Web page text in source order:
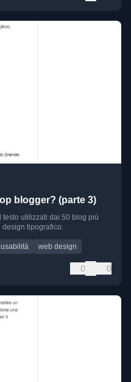
blogger? (parte 3)
utilizzati dai 50 blog più
design tipografico.
usabilità web design
0 0